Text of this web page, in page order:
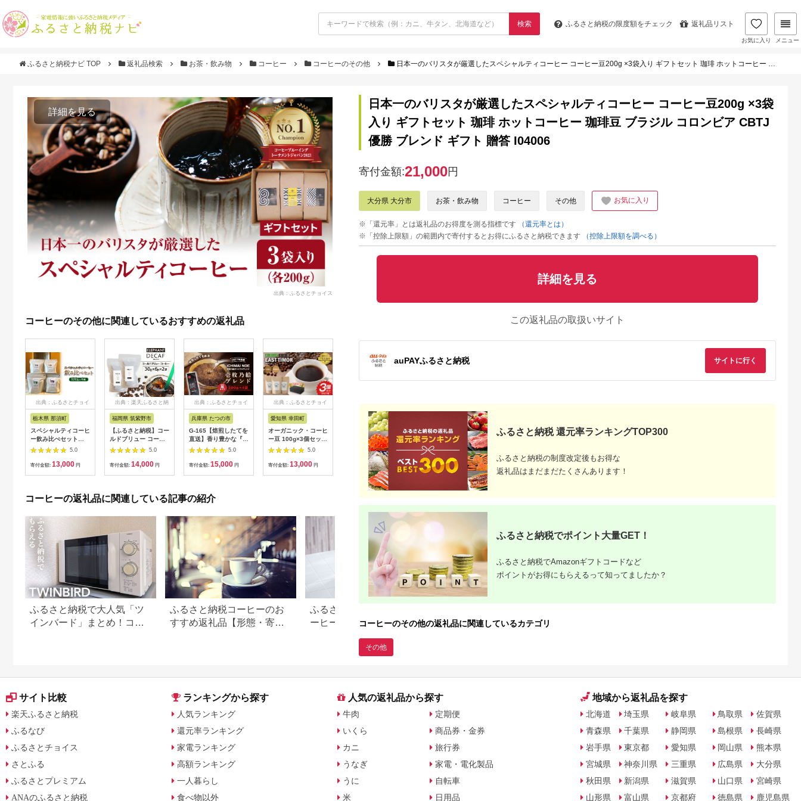
検索 ふるさと納税の限度額をチェック 返礼品リスト
お気に入り メニュー
ふるさと納税ナビ TOP 返礼品検索 お茶・飲み物 コーヒー コーヒーのその他 日本一のバリスタが厳選したスペシャルティコーヒー コーヒー豆200g ×3袋入り ギフトセット 珈琲 ホットコーヒー 珈琲豆 ブラジル コロンビア CBTJ 優勝 ブレンド ギフト 贈答 I04006
詳細を見る
出典：ふるさとチョイス
コーヒーのその他に関連しているおすすめの返礼品
出典：ふるさとチョイ
ス
栃木県 那須町
スペシャルティコーヒ
ー飲み比べセット
（100g×4種）｜ コー
ヒー コーヒー豆 珈琲
自家焙煎 飲み比べ 那
5.0
寄付金額: 13,000 円
出典：楽天ふるさと納
税
福岡県 筑紫野市
【ふるさと納税】コー
ルドブリュー コーヒ
ー デカフェ
30g×6p×2袋 [エレフ
ァントコーヒー 福岡
珈琲 自家焙煎 アイス
コーヒー カフェイン
5.0
寄付金額: 14,000 円
出典：ふるさとチョイ
ス
兵庫県 たつの市
G-165【焙煎したてを
直送】香り豊かな『壱
枚乃絵ブレンド(豆)』
5.0
寄付金額: 15,000 円
出典：ふるさとチョイ
ス
愛知県 幸田町
オーガニック・コーヒ
ー豆 100g×3個セット
珈琲 コーヒー
5.0
寄付金額: 13,000 円
ス
栃木県 那須烏山市
10-28 自家焙煎 珈琲
豆 100g×4種類 豆
｜ 厳選 コーヒー ブラ
ジル コロンビア グア
テマラ エチオピア
5.0
寄付金額:10,000
税
【ふるさと納税】
Dazaiコーヒー豆
200g（金缶） ／ コー
ヒー豆 レギュラーコ
ーヒー 自家焙煎 豆の
まま 中煎り 香ばしい
軽やか 飲みやすい 日
常使い ハンドドリッ
プ 自宅カフェ コーヒ
ー好き お取り寄せ 珈
琲 ギフト 東京都
[No.026]
5.0
寄付金額:7,000 円
【ふるさと納税】【
ダブル焙煎 】 カフェ
ッグコーヒー ( デカフ
ェ ) 24袋 珈琲 鷲コー
ヒー ドリップ ドリッ
ンレスコーヒー ギフ
ト 飲料 送料無料 山形
12,000
【ふるさと納税】コー
モ 100g （約10杯
分） 〜 カフェ・ア
ダチ 自家焙煎 珈琲 コ
料 カフェアダチ
5,000
【ふるさと納税】10
コーヒーの返礼品に関連している記事の紹介
ふるさと納税で大人気「ツ
インバード」まとめ！コー
ふるさと納税コーヒーのお
すすめ返礼品【形態・寄付
ふるさと納税でもらえるコ
ーヒーメーカーまとめ！ハ
2026年9月末までに寄付し
日本一のバリスタが厳選したスペシャルティコーヒー コーヒー豆200g ×3袋
入り ギフトセット 珈琲 ホットコーヒー 珈琲豆 ブラジル コロンビア CBTJ
優勝 ブレンド ギフト 贈答 I04006
寄付金額:21,000円
大分県 大分市 お茶・飲み物 コーヒー その他 お気に入り
※「還元率」とは返礼品のお得度を測る指標です
（還元率とは）
※「控除上限額」の範囲内で寄付するとお得にふるさと納税できます
（控除上限額を調べる）
詳細を見る
この返礼品の取扱いサイト
auPAYふるさと納税 サイトに行く
ふるさと納税 還元率ランキングTOP300
ふるさと納税の制度改定後もお得な
返礼品はまだまだたくさんあります！
ふるさと納税でポイント大量GET！
ふるさと納税でAmazonギフトコードなど
ポイントがお得にもらえるって知ってましたか？
コーヒーのその他の返礼品に関連しているカテゴリ
その他
サイト比較
楽天ふるさと納税
ふるなび
ふるさとチョイス
さとふる
ふるさとプレミアム
ANAのふるさと納税
ランキングから探す
人気ランキング
還元率ランキング
家電ランキング
高額ランキング
一人暮らし
食べ物以外
人気の返礼品から探す
牛肉
いくら
カニ
うなぎ
うに
米
定期便
商品券・金券
旅行券
家電・電化製品
自転車
日用品
地域から返礼品を探す
北海道
青森県
岩手県
宮城県
秋田県
山形県
埼玉県
千葉県
東京都
神奈川県
新潟県
富山県
岐阜県
静岡県
愛知県
三重県
滋賀県
京都府
鳥取県
島根県
岡山県
広島県
山口県
徳島県
佐賀県
長崎県
熊本県
大分県
宮崎県
鹿児島県